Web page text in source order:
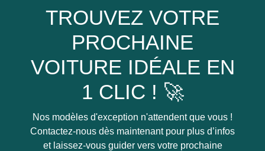
TROUVEZ VOTRE
PROCHAINE
VOITURE IDÉALE EN
1 CLIC ! 🚀
Nos modèles d'exception n'attendent que vous !
Contactez-nous dès maintenant pour plus d’infos
et laissez-vous guider vers votre prochaine